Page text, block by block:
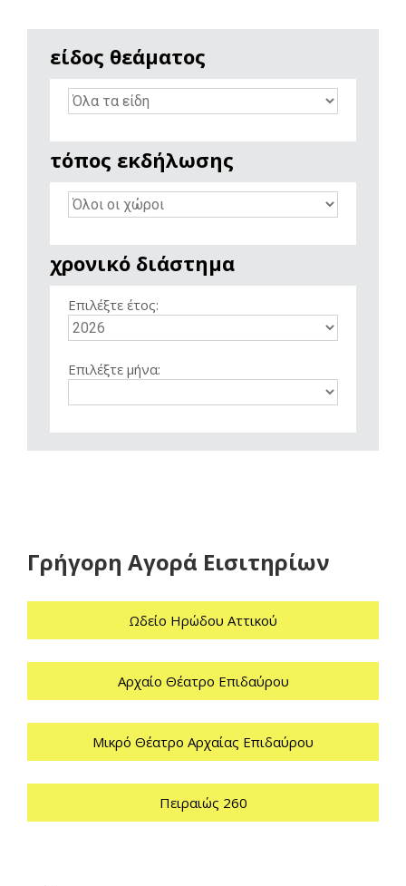
είδος θεάματος
τόπος εκδήλωσης
χρονικό διάστημα
Επιλέξτε έτος:
Επιλέξτε μήνα:
Γρήγορη Αγορά Εισιτηρίων
Ωδείο Ηρώδου Αττικού
Αρχαίο Θέατρο Επιδαύρου
Μικρό Θέατρο Αρχαίας Επιδαύρου
Πειραιώς 260